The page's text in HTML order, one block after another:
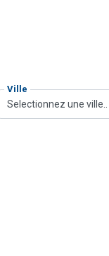
Ville
Selectionnez une ville..